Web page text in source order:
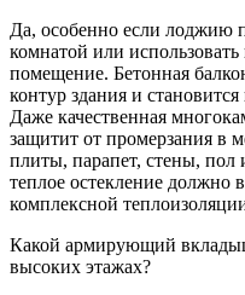
Да, особенно если лоджию
комнатой или
помещение. Бетонная
контур здания и
Даже качественная
защитит от промерзания в
плиты, парапет, стены,
теплое остекление должно
комплексной
Какой армирующий
высоких этажах?